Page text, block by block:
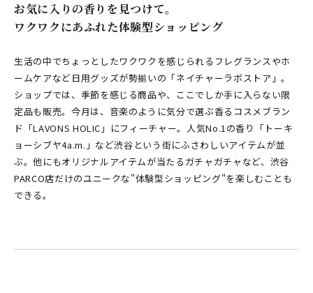
お気に入りの香りを見つけて。
ワクワクにあふれた体験型ショッピング
⽣活の中でちょっとしたワクワクを感じられるフレグランスやホ
ームケアなど日用グッズが勢揃いの「ネイチャーラボストア」。
ショップでは、季節を感じる商品や、ここでしか手に入らない限
定品も販売。今月は、音楽のように気分で選ぶ香るコスメブラン
ド「LAVONS HOLIC」にフィーチャー。人気No.1の香り「トーキ
ョーシブヤ4a.m.」など渋谷という街にふさわしいアイテムが並
ぶ。他にもオリジナルアイテムが当たるガチャガチャなど、渋谷
PARCO店だけのユニークな"体験型ショッピング"を楽しむことも
できる。